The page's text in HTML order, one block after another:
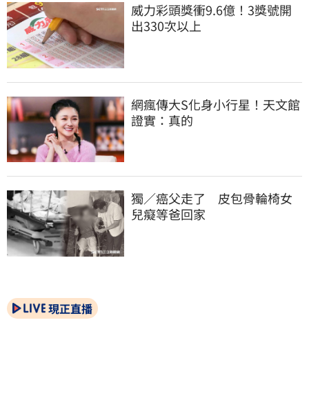
威力彩頭獎衝9.6億！3獎號開
出330次以上
網瘋傳大S化身小行星！天文館
證實：真的
獨／癌父走了　皮包骨輪椅女
兒癡等爸回家
現正直播